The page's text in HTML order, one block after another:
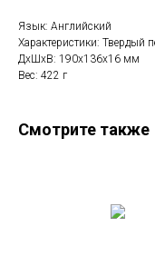
Язык: Английский
Характеристики: Твердый
ДxШxВ: 190x136x16 мм
Вес: 422 г
Смотрите также